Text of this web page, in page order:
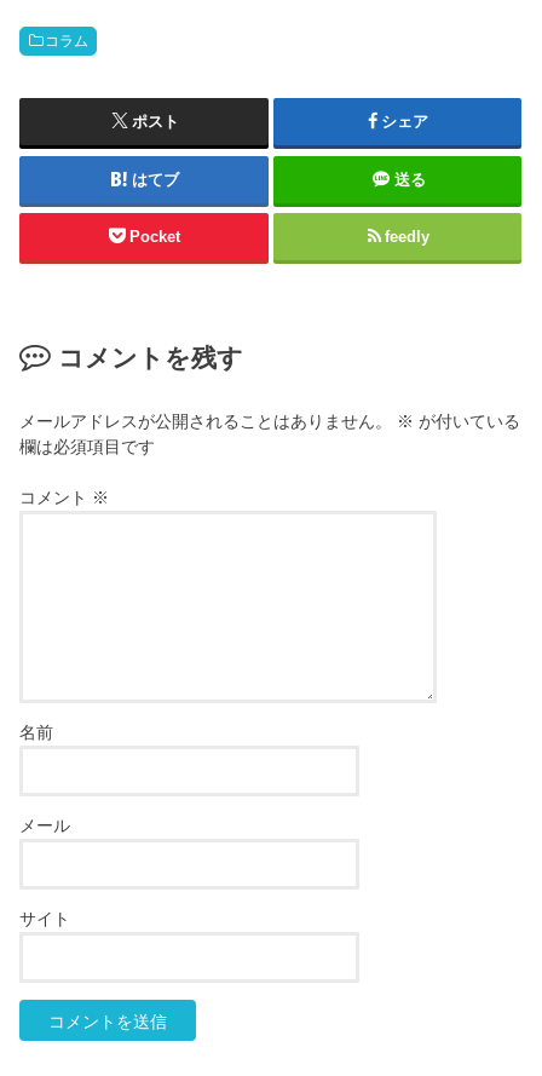
コラム
ポスト シェア
はてブ 送る
Pocket feedly
コメントを残す
メールアドレスが公開されることはありません。 ※ が付いている
欄は必須項目です
コメント ※
名前
メール
サイト